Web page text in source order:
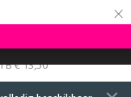
×
0
€ 13,50